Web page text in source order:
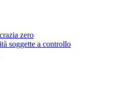
zero
soggette a controllo